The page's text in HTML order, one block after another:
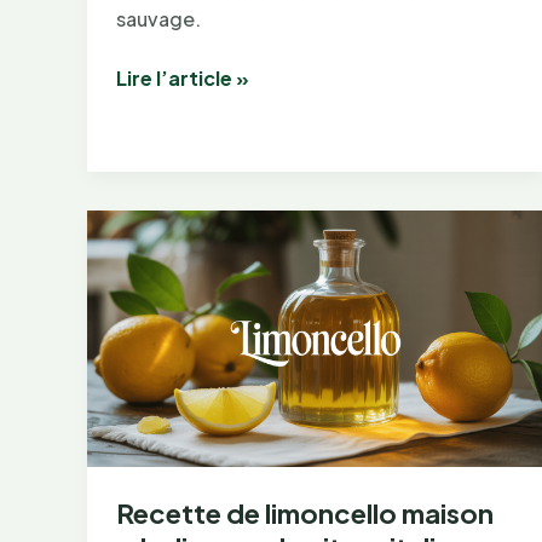
sauvage.
Pic
ascension
et
randonnées
pyrénéennes
Lire l’article »
Recette de limoncello maison